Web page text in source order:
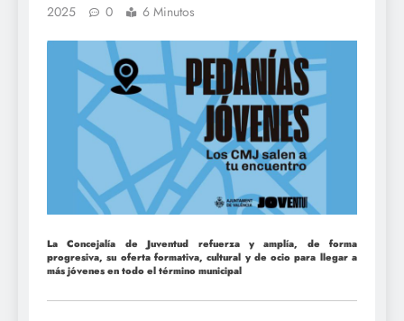
2025
0 6 Minutos
La Concejalía de Juventud refuerza y amplía, de forma
progresiva, su oferta formativa, cultural y de ocio para llegar a
más jóvenes en todo el término municipal